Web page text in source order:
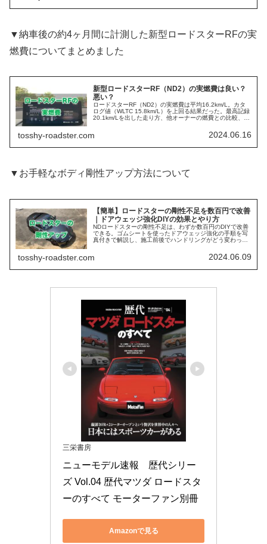
▼納車後の約4ヶ月間に計測した新型ロードスターRFの実
燃費についてまとめました
新型ロードスターRF（ND2）の実燃費は良い？
悪い？
ロードスターRF（ND2）の実燃費は平均16.2km/L。カタ
ログ値（WLTC 15.8km/L）を上回る結果だった。最高記録
20.1km/Lを出した走り方、他オーナーの燃費との比較、燃
tosshy-roadster.com 2024.06.16
▼お手軽なボディ剛性アップ方法について
【簡単】ロードスターの剛性不足を数百円で改善
｜ドアウェッジ強化DIYの効果とやり方
NDロードスターの剛性不足は、わずか数百円のDIYで改善
できる。ゴムシートを使ったドアウェッジ強化の手順を写
真付きで解説し、施工前後でハンドリングがどう変わった
tosshy-roadster.com 2024.06.09
三栄書房
ニューモデル速報　歴代シリー
ズ Vol.04 歴代マツダ ロードスタ
ーのすべて モーターファン別冊
Amazonで見る